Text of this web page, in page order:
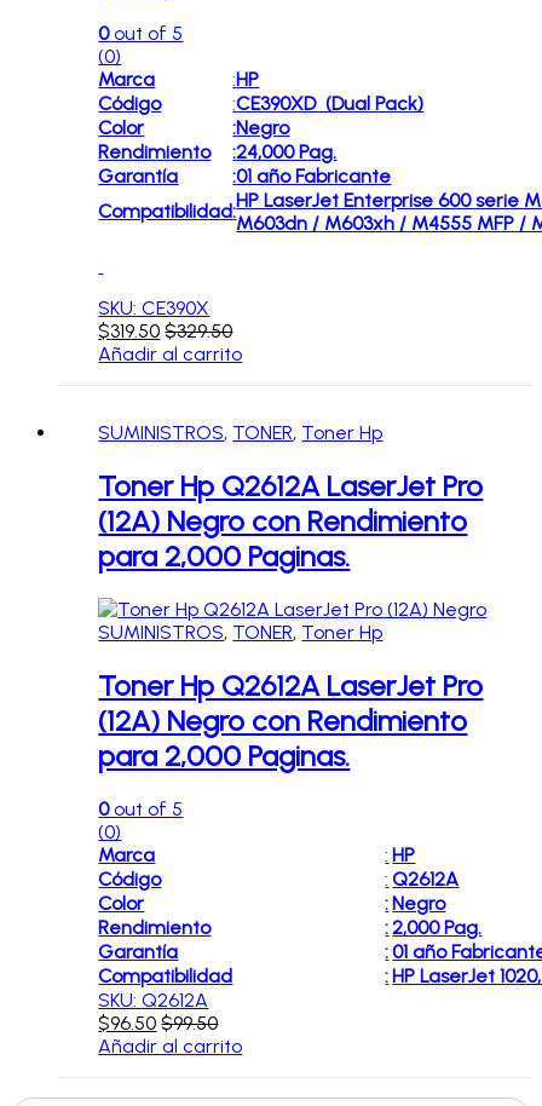
0out of 5
(0)
Marca
:HP
Código
:CE390XD (Dual Pack)
Color
:Negro
Rendimiento
:24,000 Pag.
Garantía
:01 año Fabricante
Compatibilidad:HP LaserJet Enterprise 600 serie
M603dn / M603xh / M4555 MFP
SKU: CE390X
$319.50 $329.50
Añadir al carrito
SUMINISTROS, TONER, Toner Hp
Toner Hp Q2612A LaserJet Pro
(12A) Negro con Rendimiento
para 2,000 Paginas.
SUMINISTROS, TONER, Toner Hp
Toner Hp Q2612A LaserJet Pro
(12A) Negro con Rendimiento
para 2,000 Paginas.
0out of 5
(0)
Marca
: HP
Código
: Q2612A
Color
:Negro
Rendimiento
: 2,000 Pag.
Garantía
:01 año
Compatibilidad
:HP LaserJet 1020,
SKU: Q2612A
$96.50 $99.50
Añadir al carrito